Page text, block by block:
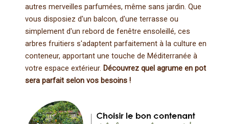
autres merveilles parfumées, même sans jardin. Que
vous disposiez d'un balcon, d'une terrasse ou
simplement d'un rebord de fenêtre ensoleillé, ces
arbres fruitiers s'adaptent parfaitement à la culture en
conteneur, apportant une touche de Méditerranée à
votre espace extérieur. Découvrez quel agrume en pot
sera parfait selon vos besoins !